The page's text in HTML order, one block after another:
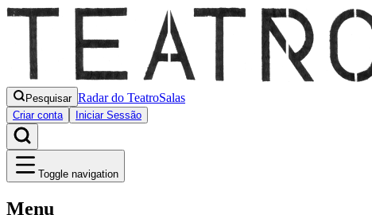
Pesquisar Radar do TeatroSalas
Criar conta Iniciar Sessão
Toggle navigation
Menu